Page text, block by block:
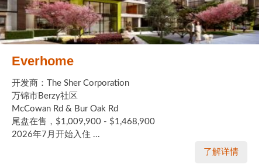
Everhome
开发商：The Sher Corporation
万锦市Berzy社区
McCowan Rd & Bur Oak Rd
尾盘在售，$1,009,900 - $1,468,900
2026年7月开始入住 ...
了解详情